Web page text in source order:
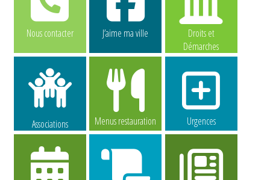
Nous contacter J’aime ma ville
Droits et
Démarches
Associations Menus restauration Urgences